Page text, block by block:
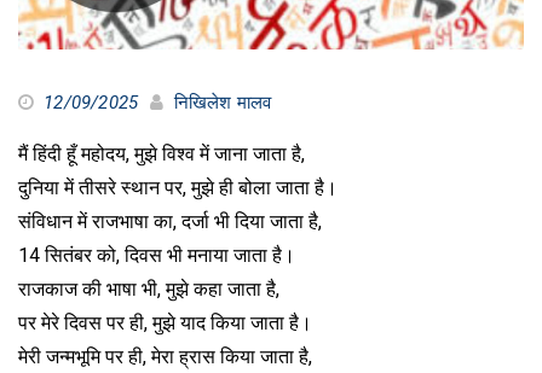
12/09/2025 निखिलेश मालव
मैं हिंदी हूँ महोदय, मुझे विश्व में जाना जाता है,
दुनिया में तीसरे स्थान पर, मुझे ही बोला जाता है।
संविधान में राजभाषा का, दर्जा भी दिया जाता है,
14 सितंबर को, दिवस भी मनाया जाता है।
राजकाज की भाषा भी, मुझे कहा जाता है,
पर मेरे दिवस पर ही, मुझे याद किया जाता है।
मेरी जन्मभूमि पर ही, मेरा ह्रास किया जाता है,